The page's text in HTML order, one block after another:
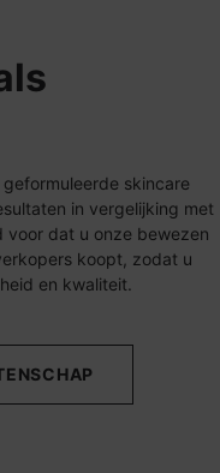
skincare
in vergelijking met
dat u onze bewezen
koopt, zodat u
en kwaliteit.